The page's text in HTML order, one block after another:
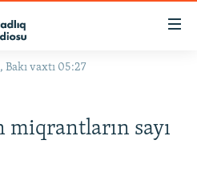
vaxtı 05:27
miqrantların sayı